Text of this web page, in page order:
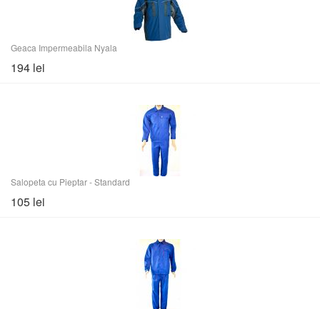
Geaca Impermeabila Nyala
194 lei
Salopeta cu Pieptar - Standard
105 lei